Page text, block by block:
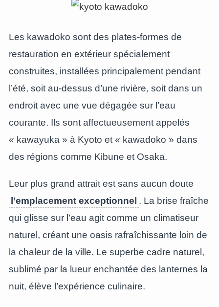
Les kawadoko sont des plates-formes de
restauration en extérieur spécialement
construites, installées principalement pendant
l’été, soit au-dessus d’une rivière, soit dans un
endroit avec une vue dégagée sur l’eau
courante. Ils sont affectueusement appelés
« kawayuka » à Kyoto et « kawadoko » dans
des régions comme Kibune et Osaka.
Leur plus grand attrait est sans aucun doute
l’emplacement exceptionnel . La brise fraîche
qui glisse sur l’eau agit comme un climatiseur
naturel, créant une oasis rafraîchissante loin de
la chaleur de la ville. Le superbe cadre naturel,
sublimé par la lueur enchantée des lanternes la
nuit, élève l’expérience culinaire.